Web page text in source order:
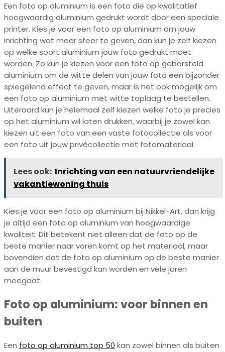
Een foto op aluminium is een foto die op kwalitatief
hoogwaardig aluminium gedrukt wordt door een speciale
printer. Kies je voor een foto op aluminium om jouw
inrichting wat meer sfeer te geven, dan kun je zelf kiezen
op welke soort aluminium jouw foto gedrukt moet
worden. Zo kun je kiezen voor een foto op geborsteld
aluminium om de witte delen van jouw foto een bijzonder
spiegelend effect te geven, maar is het ook mogelijk om
een foto op aluminium met witte toplaag te bestellen.
Uiteraard kun je helemaal zelf kiezen welke foto je precies
op het aluminium wil laten drukken, waarbij je zowel kan
kiezen uit een foto van een vaste fotocollectie als voor
een foto uit jouw privécollectie met fotomateriaal.
Lees ook: Inrichting van een natuurvriendelijke
vakantiewoning thuis
Kies je voor een foto op aluminium bij Nikkel-Art, dan krijg
je altijd een foto op aluminium van hoogwaardige
kwaliteit. Dit betekent niet alleen dat de foto op de
beste manier naar voren komt op het materiaal, maar
bovendien dat de foto op aluminium op de beste manier
aan de muur bevestigd kan worden en vele jaren
meegaat.
Foto op aluminium: voor binnen en
buiten
Een foto op aluminium top 50 kan zowel binnen als buiten